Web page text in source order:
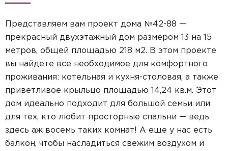
Представляем вам проект дома №42-88 —
прекрасный двухэтажный дом размером 13 на 15
метров, общей площадью 218 м2. В этом проекте
вы найдете все необходимое для комфортного
проживания: котельная и кухня-столовая, а также
приветливое крыльцо площадью 14,24 кв.м. Этот
дом идеально подходит для большой семьи или
для тех, кто любит просторные спальни — ведь
здесь аж восемь таких комнат! А еще у нас есть
балкон, чтобы насладиться свежим воздухом и